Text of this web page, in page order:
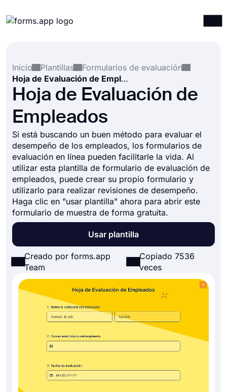
Integraciones
Plantillas
Recursos
Precios
Inicio
Plantillas
Formularios de evaluación
Hoja de Evaluación de Empleados
Hoja de Evaluación de
Empleados
Si está buscando un buen método para evaluar el
desempeño de los empleados, los formularios de
evaluación en línea pueden facilitarle la vida. Al
utilizar esta plantilla de formulario de evaluación de
empleados, puede crear su propio formulario y
utilizarlo para realizar revisiones de desempeño.
Haga clic en "usar plantilla" ahora para abrir este
formulario de muestra de forma gratuita.
Usar plantilla
Creado por forms.app
Team
Copiado 7536
veces